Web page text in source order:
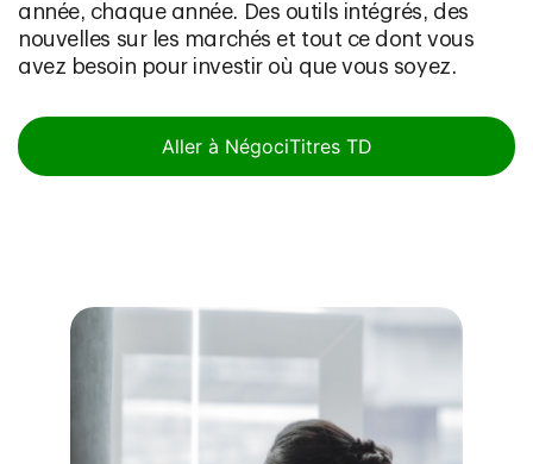
année, chaque année. Des outils intégrés, des
nouvelles sur les marchés et tout ce dont vous
avez besoin pour investir où que vous soyez.
Aller à NégociTitres TD